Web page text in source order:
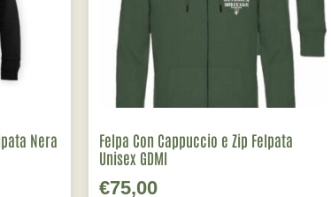
Nera
Felpa Con Cappuccio e Zip Felpata
Unisex GDMI
€75,00